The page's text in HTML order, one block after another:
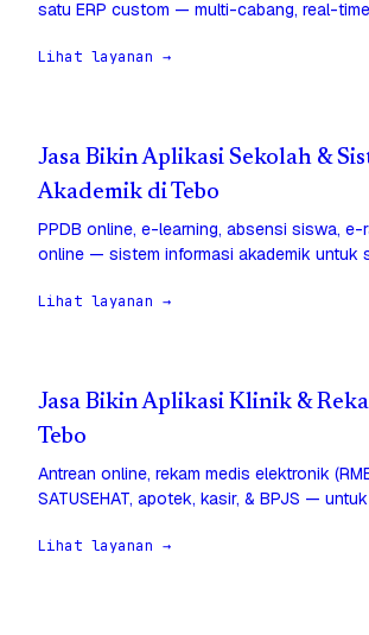
satu ERP custom — multi-cabang, real-
Lihat layanan →
Jasa Bikin Aplikasi Sekolah &
Akademik di Tebo
PPDB online, e-learning, absensi siswa, e-
online — sistem informasi akademik untuk
Lihat layanan →
Jasa Bikin Aplikasi Klinik &
Tebo
Antrean online, rekam medis elektronik
SATUSEHAT, apotek, kasir, & BPJS —
Lihat layanan →